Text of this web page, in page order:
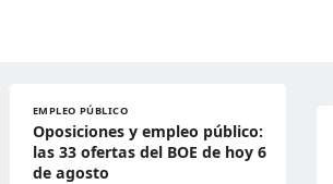
EMPLEO PÚBLICO
Oposiciones y empleo público:
las 33 ofertas del BOE de hoy 6
de agosto